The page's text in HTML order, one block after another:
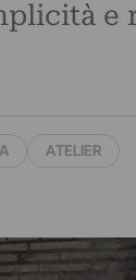
e
ATELIER